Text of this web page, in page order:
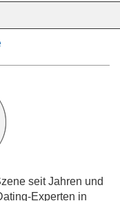
seit Jahren und
Experten in